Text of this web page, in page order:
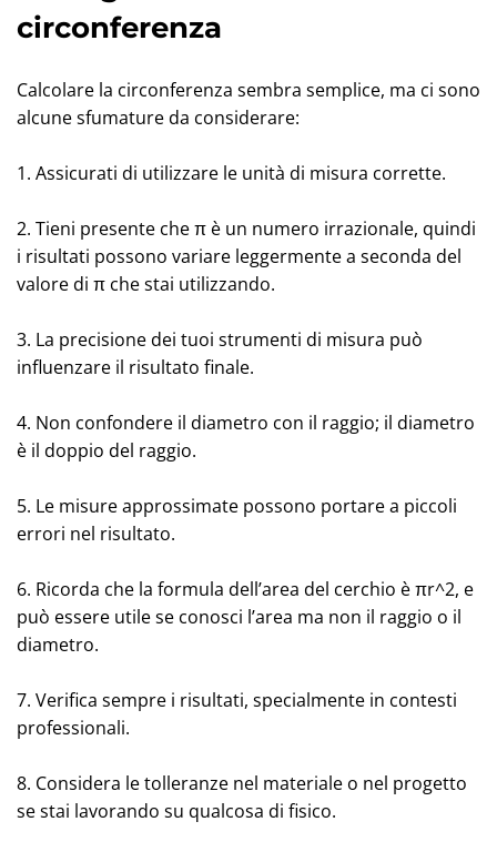
circonferenza
Calcolare la circonferenza sembra semplice, ma ci sono
alcune sfumature da considerare:
1. Assicurati di utilizzare le unità di misura corrette.
2. Tieni presente che π è un numero irrazionale, quindi
i risultati possono variare leggermente a seconda del
valore di π che stai utilizzando.
3. La precisione dei tuoi strumenti di misura può
influenzare il risultato finale.
4. Non confondere il diametro con il raggio; il diametro
è il doppio del raggio.
5. Le misure approssimate possono portare a piccoli
errori nel risultato.
6. Ricorda che la formula dell’area del cerchio è πr^2, e
può essere utile se conosci l’area ma non il raggio o il
diametro.
7. Verifica sempre i risultati, specialmente in contesti
professionali.
8. Considera le tolleranze nel materiale o nel progetto
se stai lavorando su qualcosa di fisico.